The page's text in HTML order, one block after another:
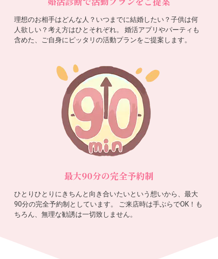
理想のお相手はどんな人？いつまでに結婚したい？子供は何
人欲しい？考え方はひとそれぞれ。 婚活アプリやパーティも
含めた、ご自身にピッタリの活動プランをご提案します。
最大90分の完全予約制
ひとりひとりにきちんと向き合いたいという想いから、最大
90分の完全予約制としています。 ご来店時は手ぶらでOK！も
ちろん、無理な勧誘は一切致しません。